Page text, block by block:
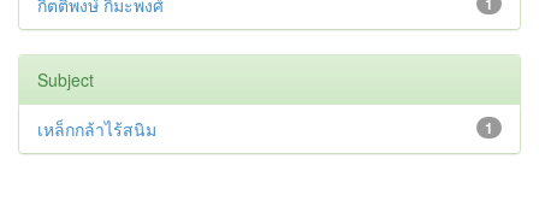
Subject
1
เหล็กกล้าไร้สนิม